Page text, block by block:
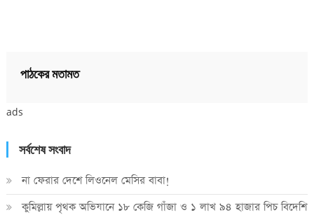
পাঠকের মতামত
ads
সর্বশেষ সংবাদ
না ফেরার দেশে লিওনেল মেসির বাবা!
কুমিল্লায় পৃথক অভিযানে ১৮ কেজি গাঁজা ও ১ লাখ ৯৪ হাজার পিচ বিদেশি